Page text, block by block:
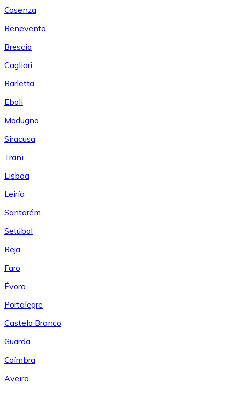
Cosenza
Benevento
Brescia
Cagliari
Barletta
Eboli
Modugno
Siracusa
Trani
Lisboa
Leiría
Santarém
Setúbal
Beja
Faro
Évora
Portalegre
Castelo Branco
Guarda
Coímbra
Aveiro